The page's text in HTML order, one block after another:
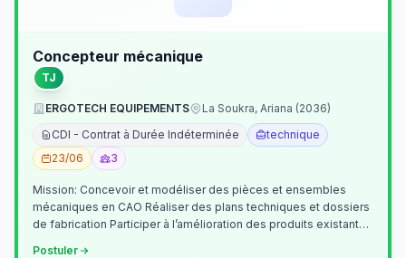
Concepteur mécanique
TJ
ERGOTECH EQUIPEMENTS
La Soukra, Ariana (2036)
CDI - Contrat à Durée Indéterminée
technique
23/06
3
Mission: Concevoir et modéliser des pièces et ensembles
mécaniques en CAO Réaliser des plans techniques et dossiers
de fabrication Participer à l’amélioration des produits existants
Postuler